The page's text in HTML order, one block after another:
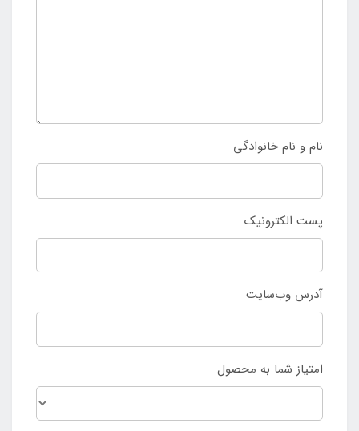
نام و نام خانوادگی
پست الکترونیک
آدرس وب‌سایت
امتیاز شما به محصول